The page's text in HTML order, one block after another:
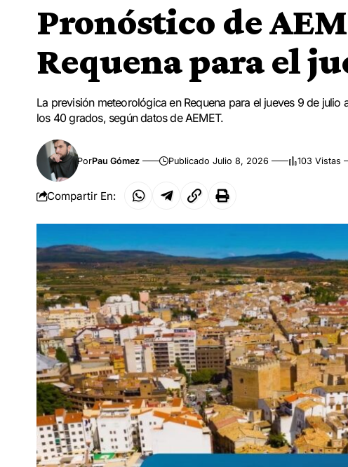
Pronóstico de
Requena para el
La previsión meteorológica en Requena para el jueves 9 de
los 40 grados, según datos de AEMET.
PorPau Gómez Publicado Julio 8, 2026 103 Vistas
Compartir En: